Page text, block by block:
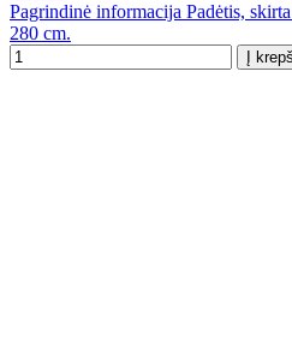
Pagrindinė informacija Padėtis,
280 cm.
Į